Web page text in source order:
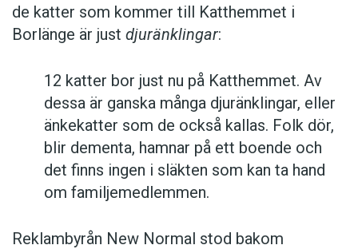
de katter som kommer till Katthemmet i
Borlänge är just djuränklingar:
12 katter bor just nu på Katthemmet. Av
dessa är ganska många djuränklingar, eller
änkekatter som de också kallas. Folk dör,
blir dementa, hamnar på ett boende och
det finns ingen i släkten som kan ta hand
om familjemedlemmen.
Reklambyrån New Normal stod bakom